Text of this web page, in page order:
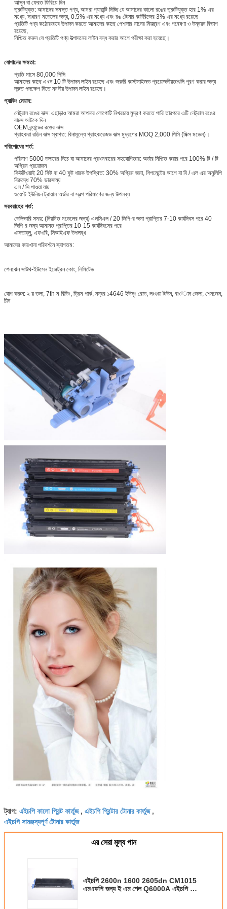
আসুন বা ফেরত ফিরিয়ে দিন
ত্রুটিযুক্ত: আমাদের সমস্ত পণ্য, আমরা গ্যারান্টি দিচ্ছি যে আমাদের কালো রঙের ত্রুটিযুক্ত হার 1% এর
মধ্যে, সাধারণ মডেলের জন্য, 0.5% এর মধ্যে এবং রঙ টোনার কার্টরিজের 3% এর মধ্যে রয়েছে
প্রতিটি পণ্য কঠোরভাবে উত্পাদন করতে আমাদের কাছে পেশাদার মানের নিয়ন্ত্রণ এবং গবেষণা ও উন্নয়ন বিভাগ
রয়েছে,
নিশ্চিত করুন যে প্রতিটি পণ্য উত্পাদনের লাইন বন্ধ করার আগে পরীক্ষা করা হয়েছে।
যোগানের ক্ষমতা:
প্রতি মাসে 80,000 পিসি
আমাদের কাছে এখন 10 টি উত্পাদন লাইন রয়েছে এবং জরুরি কাস্টমাইজড প্রয়োজনীয়তাগুলি পূরণ করার জন্য
দ্রুত পদক্ষেপ নিতে নমনীয় উত্পাদন লাইন রয়েছে।
প্যাকিং মেয়াদ:
নেটুরাল রঙের বাক্স: এছাড়াও আমরা আপনার লোগোটি নিখরচায় মুদ্রণ করতে পারি তারপরে এটি নেট্রাল রঙের
বাক্সে আটকে দিন
OEM ব্র্যান্ডের রঙের বাক্স
গ্রাহকরা রঙিন বাক্স স্বাগত: বিনামূল্যে গ্রাহকরেজড বাক্স মুদ্রণের MOQ 2,000 পিসি (মিক্স মডেল)।
পরিশোধের শর্ত:
পরিমাণ 5000 ডলারের নিচে বা আমাদের প্রথমবারের সহযোগিতার: অর্ডার নিশ্চিত করার পরে 100% টি / টি
অগ্রিম প্রয়োজন
কিউটিওয়াই 20 ফিট বা 40 ফুট ধারক উপস্থিত: 30% অগ্রিম জমা, শিপমেন্টের আগে বা বি / এল এর অনুলিপি
বিরুদ্ধে 70% ভারসাম্য
এল / সি পাওয়া যায়
ওয়েস্ট ইউনিয়ন ট্রায়াল অর্ডার বা স্বল্প পরিমাণের জন্য উপলব্ধ
সরবরাহের শর্ত:
ডেলিভারি সময়: (নিয়মিত মডেলের জন্য) এলসিএল / 20 জিপি-র জমা প্রাপ্তির 7-10 কার্যদিবস পরে 40
জিপি-র জন্য আমানত প্রাপ্তির 10-15 কার্যদিবসের পরে
এক্সডাব্লু, এফওবি, সিআইএফ উপলব্ধ
আমাদের কারখানা পরিদর্শনে স্বাগতম:
শেনঝেন সাউথ-ইউসেন ইলেক্ট্রন কোং, লিমিটেড
যোগ করুন: ২ য় তলা, 7th ম বিল্ডিং, ড্রিম পার্ক, নম্বর ১4646 ইউসুং রোড, লংগুয়া টাউন, বাও'ান জেলা, শেনজেন,
চীন
ট্যাগ: এইচপি কালো প্রিন্ট কার্তুজ, এইচপি প্রিন্টার টোনার কার্তুজ,
এইচপি সামঞ্জস্যপূর্ণ টোনার কার্তুজ
এর সেরা মূল্য পান
এইচপি 2600n 1600 2605dn CM1015
এমএফপি জন্য ই এম শেল Q6000A এইচপি রঙ